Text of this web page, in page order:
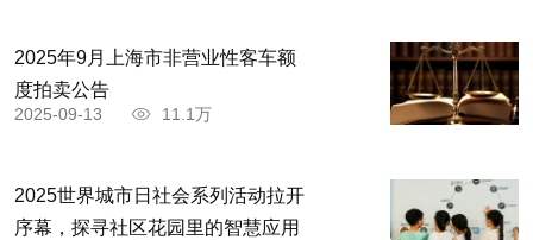
2025年9月上海市非营业性客车额
度拍卖公告
2025-09-13 11.1万
2025世界城市日社会系列活动拉开
序幕，探寻社区花园里的智慧应用